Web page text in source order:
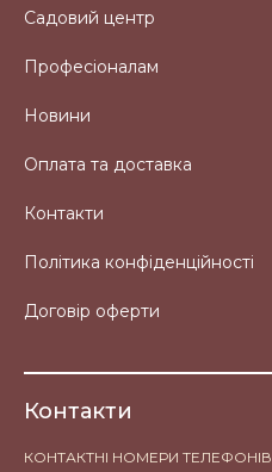
Садовий центр
Професіоналам
Новини
Оплата та доставка
Контакти
Політика конфіденційності
Договір оферти
Контакти
КОНТАКТНІ НОМЕРИ ТЕЛЕФОНІВ